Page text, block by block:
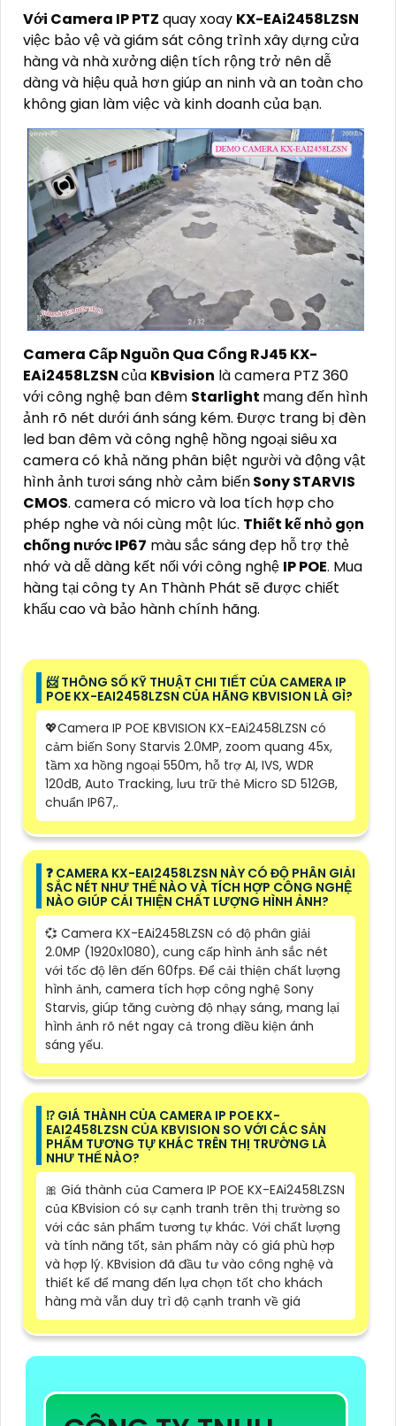
Với Camera IP PTZ quay xoay KX-EAi2458LZSN
việc bảo vệ và giám sát công trình xây dựng cửa
hàng và nhà xưởng diện tích rộng trở nên dễ
dàng và hiệu quả hơn giúp an ninh và an toàn cho
không gian làm việc và kinh doanh của bạn.
Camera Cấp Nguồn Qua Cổng RJ45 KX-
EAi2458LZSNcủa KBvision là camera PTZ 360
với công nghệ ban đêm Starlight mang đến hình
ảnh rõ nét dưới ánh sáng kém. Được trang bị đèn
led ban đêm và công nghệ hồng ngoại siêu xa
camera có khả năng phân biệt người và động vật
hình ảnh tươi sáng nhờ cảm biếnSony STARVIS
CMOS. camera có micro và loa tích hợp cho
phép nghe và nói cùng một lúc. Thiết kế nhỏ gọn
chống nước IP67 màu sắc sáng đẹp hỗ trợ thẻ
nhớ và dễ dàng kết nối với công nghệ IP POE. Mua
hàng tại công ty An Thành Phát sẽ được chiết
khấu cao và bảo hành chính hãng.
📨 THÔNG SỐ KỸ THUẬT CHI TIẾT CỦA CAMERA IP
POE KX-EAI2458LZSN CỦA HÃNG KBVISION LÀ GÌ?
💖Camera IP POE KBVISION KX-EAi2458LZSN có
cảm biến Sony Starvis 2.0MP, zoom quang 45x,
tầm xa hồng ngoại 550m, hỗ trợ AI, IVS, WDR
120dB, Auto Tracking, lưu trữ thẻ Micro SD 512GB,
chuẩn IP67,.
❓ CAMERA KX-EAI2458LZSN NÀY CÓ ĐỘ PHÂN GIẢI
SẮC NÉT NHƯ THẾ NÀO VÀ TÍCH HỢP CÔNG NGHỆ
NÀO GIÚP CẢI THIỆN CHẤT LƯỢNG HÌNH ẢNH?
💞 Camera KX-EAi2458LZSN có độ phân giải
2.0MP (1920x1080), cung cấp hình ảnh sắc nét
với tốc độ lên đến 60fps. Để cải thiện chất lượng
hình ảnh, camera tích hợp công nghệ Sony
Starvis, giúp tăng cường độ nhạy sáng, mang lại
hình ảnh rõ nét ngay cả trong điều kiện ánh
sáng yếu.
⁉️ GIÁ THÀNH CỦA CAMERA IP POE KX-
EAI2458LZSN CỦA KBVISION SO VỚI CÁC SẢN
PHẨM TƯƠNG TỰ KHÁC TRÊN THỊ TRƯỜNG LÀ
NHƯ THẾ NÀO?
🎀 Giá thành của Camera IP POE KX-EAi2458LZSN
của KBvision có sự cạnh tranh trên thị trường so
với các sản phẩm tương tự khác. Với chất lượng
và tính năng tốt, sản phẩm này có giá phù hợp
và hợp lý. KBvision đã đầu tư vào công nghệ và
thiết kế để mang đến lựa chọn tốt cho khách
hàng mà vẫn duy trì độ cạnh tranh về giá